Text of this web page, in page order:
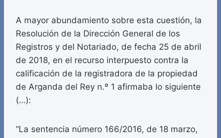
A mayor abundamiento sobre esta cuestión, la
Resolución de la Dirección General de los
Registros y del Notariado, de fecha 25 de abril
de 2018, en el recurso interpuesto contra la
calificación de la registradora de la propiedad
de Arganda del Rey n.º 1 afirmaba lo siguiente
(…):
“La sentencia número 166/2016, de 18 marzo,